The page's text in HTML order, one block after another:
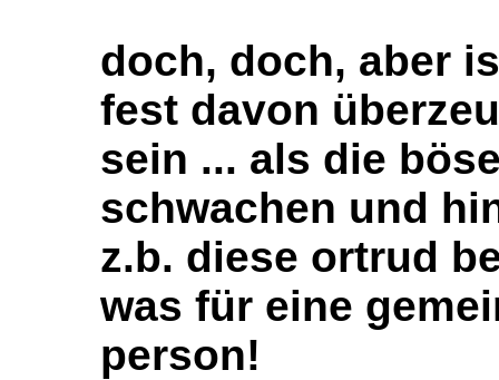
doch, doch, aber
fest davon
sein ... als die
schwachen und
z.b. diese ortrud
was für eine
person!